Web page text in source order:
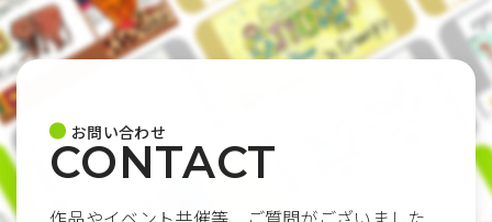
お問い合わせ
CONTACT